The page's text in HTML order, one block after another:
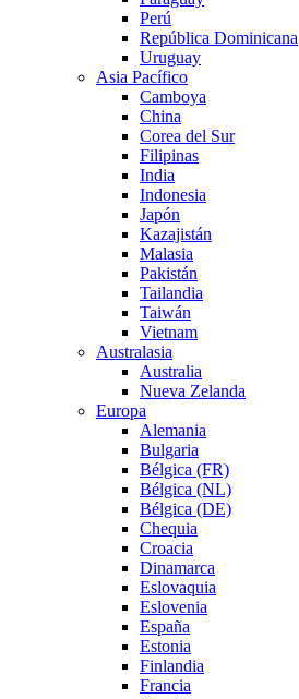
Perú
República Dominicana
Uruguay
Asia Pacífico
Camboya
China
Corea del Sur
Filipinas
India
Indonesia
Japón
Kazajistán
Malasia
Pakistán
Tailandia
Taiwán
Vietnam
Australasia
Australia
Nueva Zelanda
Europa
Alemania
Bulgaria
Bélgica (FR)
Bélgica (NL)
Bélgica (DE)
Chequia
Croacia
Dinamarca
Eslovaquia
Eslovenia
España
Estonia
Finlandia
Francia